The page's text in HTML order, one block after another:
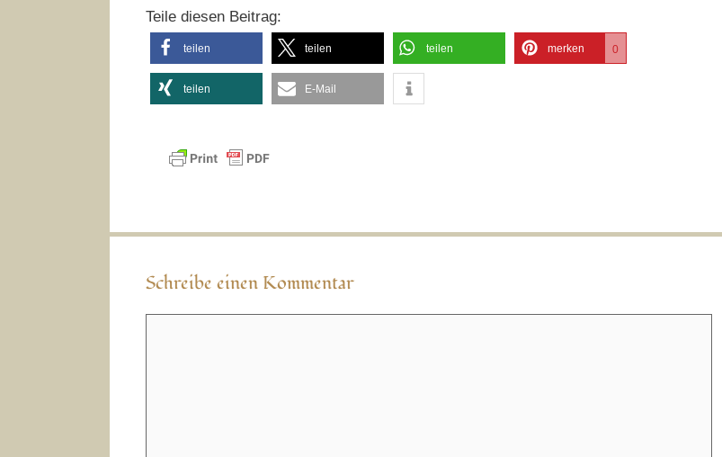
Teile diesen Beitrag:
teilen teilen teilen merken 0
teilen E-Mail
Schreibe einen Kommentar